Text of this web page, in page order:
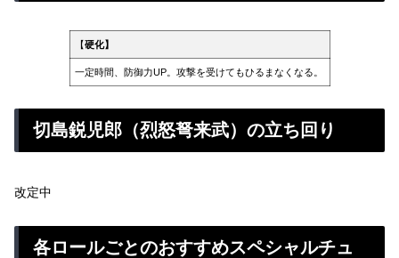
【硬化】
一定時間、防御力UP。攻撃を受けてもひるまなくなる。
切島鋭児郎（烈怒弩来武）の立ち回り
改定中
各ロールごとのおすすめスペシャルチュ